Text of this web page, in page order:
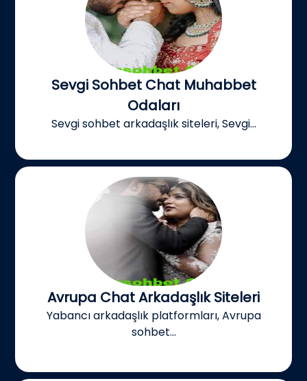
Sevgi Sohbet Chat Muhabbet
Odaları
Sevgi sohbet arkadaşlık siteleri, Sevgi...
Avrupa Chat Arkadaşlık Siteleri
Yabancı arkadaşlık platformları, Avrupa
sohbet...